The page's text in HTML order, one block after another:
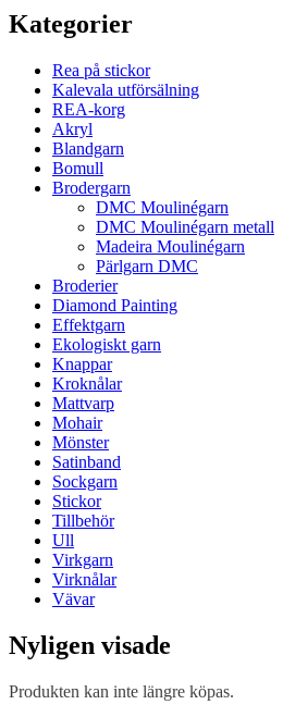
Kategorier
Rea på stickor
Kalevala utförsälning
REA-korg
Akryl
Blandgarn
Bomull
Brodergarn
DMC Moulinégarn
DMC Moulinégarn metall
Madeira Moulinégarn
Pärlgarn DMC
Broderier
Diamond Painting
Effektgarn
Ekologiskt garn
Knappar
Kroknålar
Mattvarp
Mohair
Mönster
Satinband
Sockgarn
Stickor
Tillbehör
Ull
Virkgarn
Virknålar
Vävar
Nyligen visade
Produkten kan inte längre köpas.